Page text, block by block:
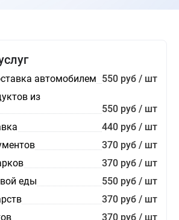
автомобилем 550 руб / шт
из
550 руб / шт
440 руб / шт
370 руб / шт
370 руб / шт
еды
550 руб / шт
370 руб / шт
370 руб / шт